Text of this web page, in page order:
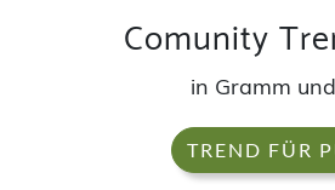
Comunity
in Gramm
TREND FÜR